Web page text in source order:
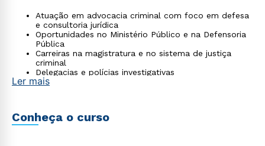
Atuação em advocacia criminal com foco em defesa
e consultoria jurídica
Oportunidades no Ministério Público e na Defensoria
Pública
Carreiras na magistratura e no sistema de justiça
criminal
Delegacias e polícias investigativas
Assessoria jurídica criminal e assistência de acusação
Ler mais
Conheça o curso